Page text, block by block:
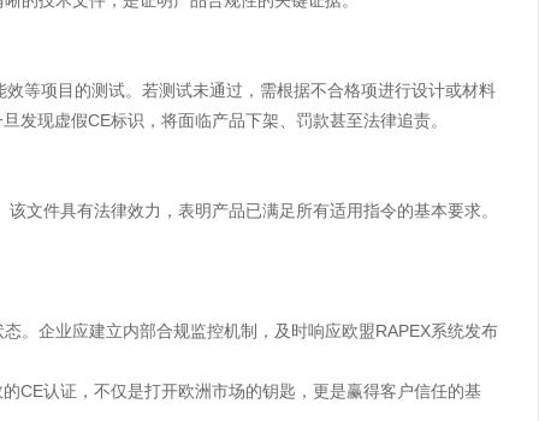
等项目的测试。若测试未通过，需根据不合格项进行设计或材料
现虚假CE标识，将面临产品下架、罚款甚至法律追责。
文件具有法律效力，表明产品已满足所有适用指令的基本要求。
。企业应建立内部合规监控机制，及时响应欧盟RAPEX系统发布
CE认证，不仅是打开欧洲市场的钥匙，更是赢得客户信任的基